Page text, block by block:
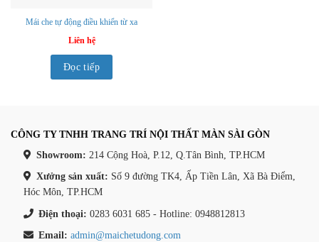
Mái che tự động điều khiển từ xa
Liên hệ
Đọc tiếp
CÔNG TY TNHH TRANG TRÍ NỘI THẤT MÀN SÀI GÒN
Showroom: 214 Cộng Hoà, P.12, Q.Tân Bình, TP.HCM
Xưởng sản xuất: Số 9 đường TK4, Ấp Tiền Lân, Xã Bà Điểm,
Hóc Môn, TP.HCM
Điện thoại: 0283 6031 685 - Hotline: 0948812813
Email: admin@maichetudong.com